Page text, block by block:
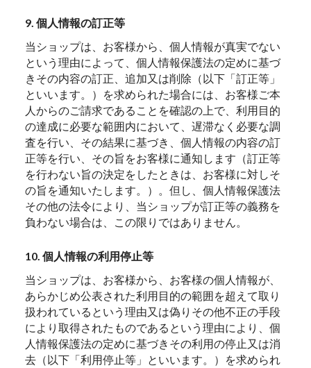
9. 個人情報の訂正等
当ショップは、お客様から、個人情報が真実でない
という理由によって、個人情報保護法の定めに基づ
きその内容の訂正、追加又は削除（以下「訂正等」
といいます。）を求められた場合には、お客様ご本
人からのご請求であることを確認の上で、利用目的
の達成に必要な範囲内において、遅滞なく必要な調
査を行い、その結果に基づき、個人情報の内容の訂
正等を行い、その旨をお客様に通知します（訂正等
を行わない旨の決定をしたときは、お客様に対しそ
の旨を通知いたします。）。但し、個人情報保護法
その他の法令により、当ショップが訂正等の義務を
負わない場合は、この限りではありません。
10. 個人情報の利用停止等
当ショップは、お客様から、お客様の個人情報が、
あらかじめ公表された利用目的の範囲を超えて取り
扱われているという理由又は偽りその他不正の手段
により取得されたものであるという理由により、個
人情報保護法の定めに基づきその利用の停止又は消
去（以下「利用停止等」といいます。）を求められ